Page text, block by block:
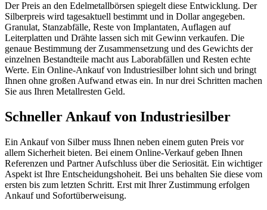
Der Preis an den Edelmetallbörsen spiegelt diese Entwicklung. Der
Silberpreis wird tagesaktuell bestimmt und in Dollar angegeben.
Granulat, Stanzabfälle, Reste von Implantaten, Auflagen auf
Leiterplatten und Drähte lassen sich mit Gewinn verkaufen. Die
genaue Bestimmung der Zusammensetzung und des Gewichts der
einzelnen Bestandteile macht aus Laborabfällen und Resten echte
Werte. Ein Online-Ankauf von Industriesilber lohnt sich und bringt
Ihnen ohne großen Aufwand etwas ein. In nur drei Schritten machen
Sie aus Ihren Metallresten Geld.
Schneller Ankauf von Industriesilber
Ein Ankauf von Silber muss Ihnen neben einem guten Preis vor
allem Sicherheit bieten. Bei einem Online-Verkauf geben Ihnen
Referenzen und Partner Aufschluss über die Seriosität. Ein wichtiger
Aspekt ist Ihre Entscheidungshoheit. Bei uns behalten Sie diese vom
ersten bis zum letzten Schritt. Erst mit Ihrer Zustimmung erfolgen
Ankauf und Sofortüberweisung.